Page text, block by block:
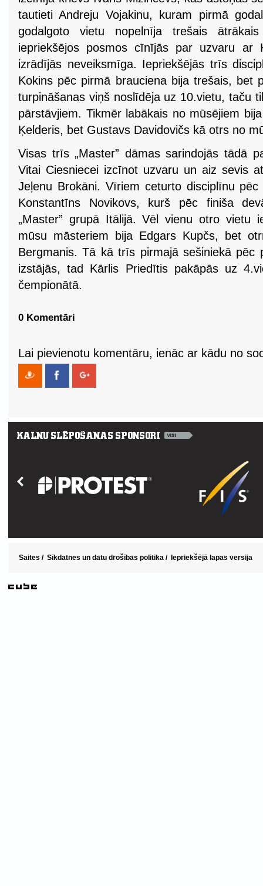
tautieti Andreju Vojakinu, kuram pirmā
godalgoto vietu nopelnīja trešais
iepriekšējos posmos cīnījās par uzvaru ar
izrādījās neveiksmīga. Iepriekšējās trīs
Kokins pēc pirmā brauciena bija trešais, bet
turpināšanas viņš noslīdēja uz 10.vietu, taču
pārstāvjiem. Tikmēr labākais no mūsējiem
Ķelderis, bet Gustavs Davidovičs kā otrs no
Visas trīs „Master” dāmas sarindojās tādā
Vitai Ciesniecei izcīnot uzvaru un aiz sevis
Jeļenu Brokāni. Vīriem ceturto disciplīnu
Konstantīns Novikovs, kurš pēc finiša
„Master” grupā Itālijā. Vēl vienu otro vietu
mūsu māsteriem bija Edgars Kupčs, bet
Bergmanis. Tā kā trīs pirmajā sešiniekā pēc
izstājās, tad Kārlis Priedītis pakāpās uz
čempionātā.
0 Komentāri
Lai pievienotu komentāru, ienāc ar kādu no
Saites / Sīkdatnes un datu drošības politika / Iepriekšējā lapas versija